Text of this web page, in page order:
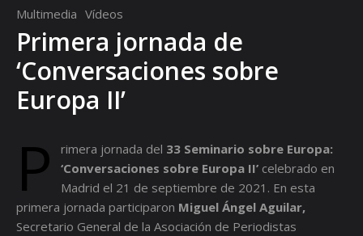
Multimedia Vídeos
Primera jornada de
‘Conversaciones sobre
Europa II’
P rimera jornada del 33 Seminario sobre Europa:
‘Conversaciones sobre Europa II’ celebrado en
Madrid el 21 de septiembre de 2021. En esta
primera jornada participaron Miguel Ángel Aguilar,
Secretario General de la Asociación de Periodistas